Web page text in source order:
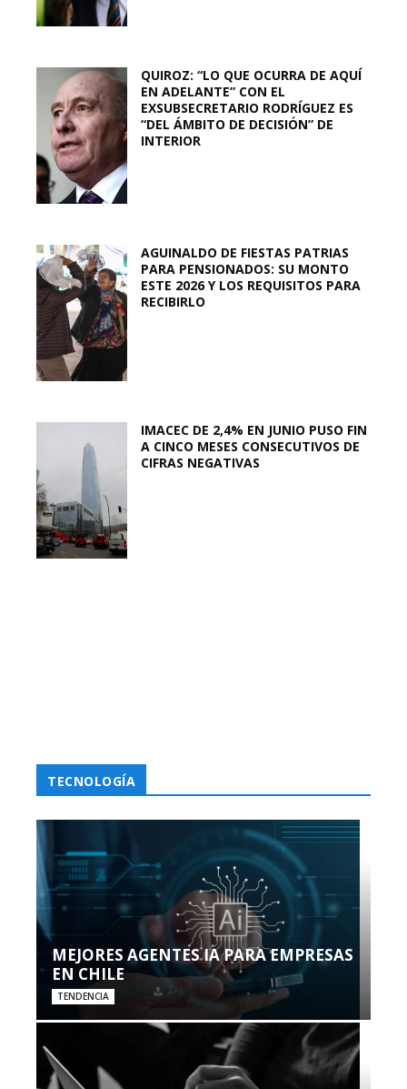
QUIROZ: “LO QUE OCURRA DE AQUÍ
EN ADELANTE” CON EL
EXSUBSECRETARIO RODRÍGUEZ ES
“DEL ÁMBITO DE DECISIÓN” DE
INTERIOR
AGUINALDO DE FIESTAS PATRIAS
PARA PENSIONADOS: SU MONTO
ESTE 2026 Y LOS REQUISITOS PARA
RECIBIRLO
IMACEC DE 2,4% EN JUNIO PUSO FIN
A CINCO MESES CONSECUTIVOS DE
CIFRAS NEGATIVAS
TECNOLOGÍA
MEJORES AGENTES IA PARA EMPRESAS
EN CHILE
TENDENCIA